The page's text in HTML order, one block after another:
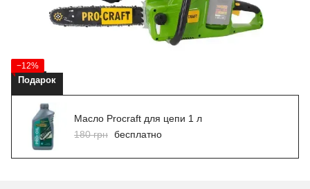
−12%
Подарок
Масло Procraft для цепи 1 л
180 грн бесплатно